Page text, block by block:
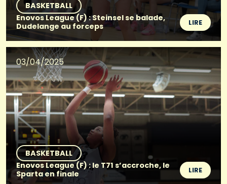
BASKETBALL
Enovos League (F) : Steinsel se balade,
Dudelange au forceps
LIRE
03/04/2025
BASKETBALL
Enovos League (F) : le T71 s’accroche, le
Sparta en finale
LIRE